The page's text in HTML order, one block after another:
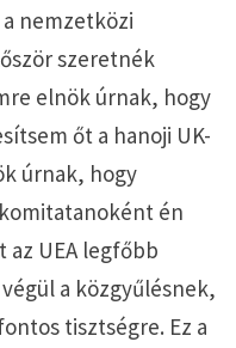
nemzetközi
szeretnék
elnök úrnak, hogy
őt a hanoji UK-
úrnak, hogy
én
az UEA legfőbb
a közgyűlésnek,
tisztségre. Ez a